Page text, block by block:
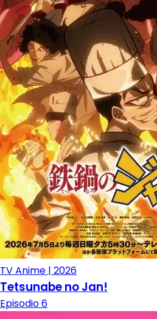
TV Anime | 2026
Tetsunabe no Jan!
Episodio 6